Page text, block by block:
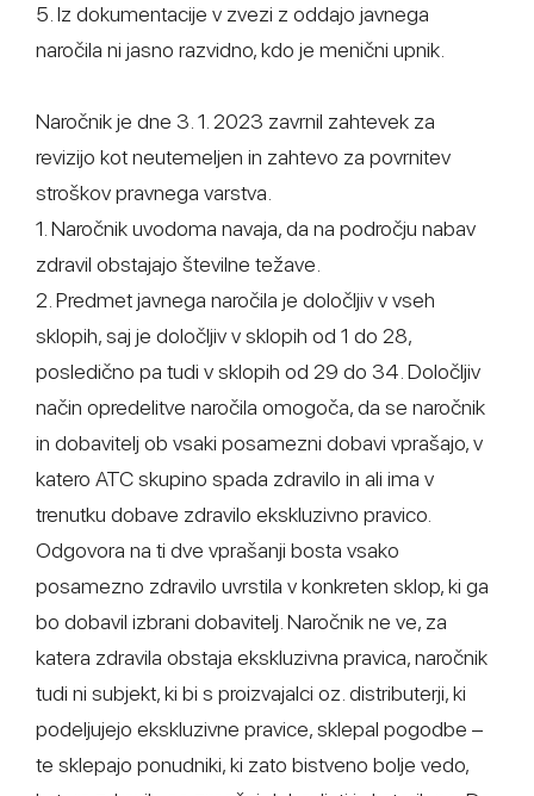
5. Iz dokumentacije v zvezi z oddajo javnega
naročila ni jasno razvidno, kdo je menični upnik.
Naročnik je dne 3. 1. 2023 zavrnil zahtevek za
revizijo kot neutemeljen in zahtevo za povrnitev
stroškov pravnega varstva.
1. Naročnik uvodoma navaja, da na področju nabav
zdravil obstajajo številne težave.
2. Predmet javnega naročila je določljiv v vseh
sklopih, saj je določljiv v sklopih od 1 do 28,
posledično pa tudi v sklopih od 29 do 34. Določljiv
način opredelitve naročila omogoča, da se naročnik
in dobavitelj ob vsaki posamezni dobavi vprašajo, v
katero ATC skupino spada zdravilo in ali ima v
trenutku dobave zdravilo ekskluzivno pravico.
Odgovora na ti dve vprašanji bosta vsako
posamezno zdravilo uvrstila v konkreten sklop, ki ga
bo dobavil izbrani dobavitelj. Naročnik ne ve, za
katera zdravila obstaja ekskluzivna pravica, naročnik
tudi ni subjekt, ki bi s proizvajalci oz. distributerji, ki
podeljujejo ekskluzivne pravice, sklepal pogodbe –
te sklepajo ponudniki, ki zato bistveno bolje vedo,